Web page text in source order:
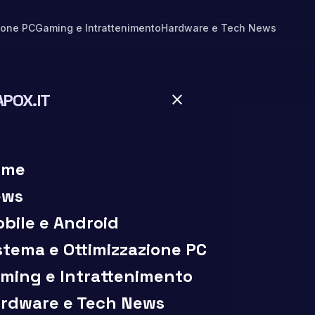
PCGaming e IntrattenimentoHardware e Tech News
close
e Android
e Ottimizzazione PC
e Intrattenimento
e Tech News